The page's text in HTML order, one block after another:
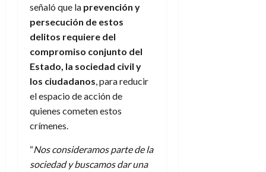
señaló que la prevención y
persecución de estos
delitos requiere del
compromiso conjunto del
Estado, la sociedad civil y
los ciudadanos , para reducir
el espacio de acción de
quienes cometen estos
crímenes.
“Nos consideramos parte de la
sociedad y buscamos dar una